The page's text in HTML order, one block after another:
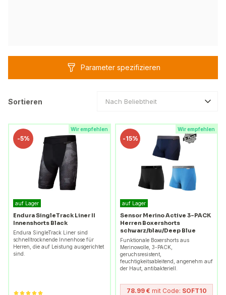
Parameter spezifizieren
Sortieren Nach Beliebtheit
Wir empfehlen
-5%
auf Lager
Endura SingleTrack Liner II
Innenshorts Black
Endura SingleTrack Liner sind
schnelltrocknende Innenhose für
Herren, die auf Leistung ausgerichtet
sind.
Wir empfehlen
-15%
auf Lager
Sensor Merino Active 3-PACK
Herren Boxershorts
schwarz/blau/Deep Blue
Funktionale Boxershorts aus
Merinowolle, 3-PACK,
geruchsresistent,
feuchtigkeitsableitend, angenehm auf
der Haut, antibakteriell.
78.99 € mit Code: SOFT10